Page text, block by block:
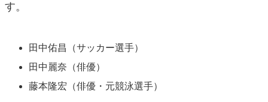
す。
田中佑昌（サッカー選手）
田中麗奈（俳優）
藤本隆宏（俳優・元競泳選手）